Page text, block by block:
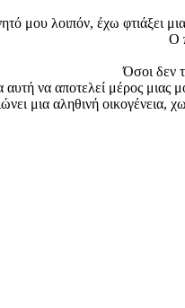
μου λοιπόν, έχω φτιάξει
Ο
Όσοι δεν
να αποτελεί μέρος μιας
μια αληθινή οικογένεια,